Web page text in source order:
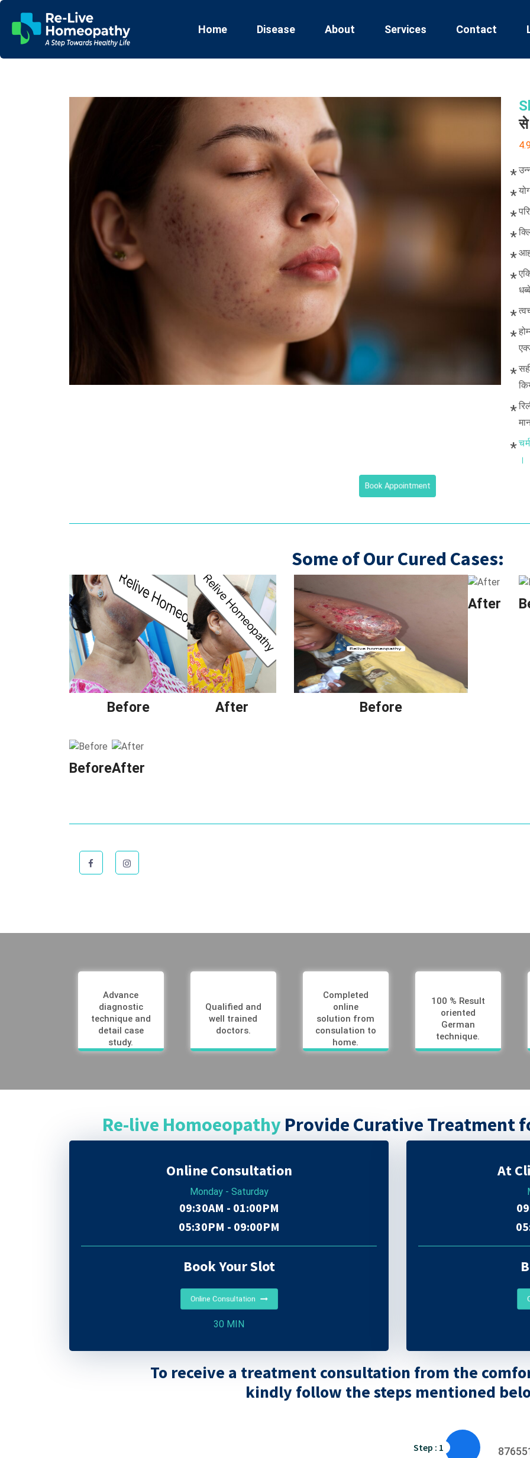
Home Disease About Services Contact
से
।
Book Appointment
Some of Our Cured Cases:
Before After Before
After
BeforeAfter
Advance
diagnostic
technique and
detail case
study.
Qualified and
well trained
doctors.
Completed
online
solution from
consulation to
home.
100 % Result
oriented
German
technique.
Re-live HomoeopathyProvide Curative Treatment
Online Consultation
Monday - Saturday
09:30AM - 01:00PM
05:30PM - 09:00PM
Book Your Slot
Online Consultation
30 MIN
At
To receive a treatment consultation from the
kindly follow the steps mentioned
Step : 1